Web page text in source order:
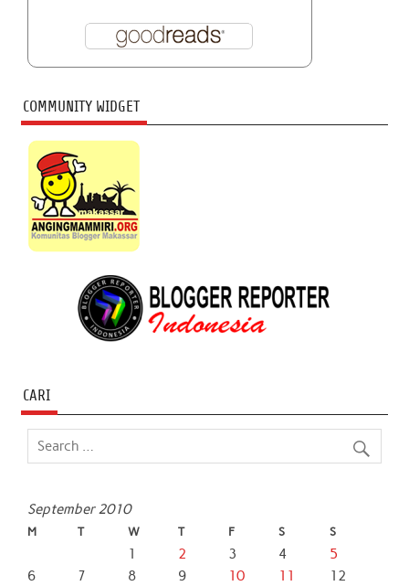
COMMUNITY WIDGET
CARI
September 2010
M T W T F S S
1 2 3 4
5
6
7 8 9 10 11
12